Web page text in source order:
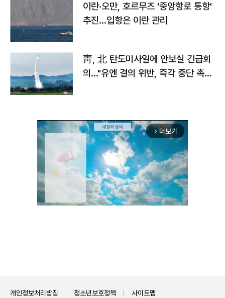
이란·오만, 호르무즈 '중앙항로 통항'
추진…입항은 이란 관리
靑, 北 탄도미사일에 안보실 긴급회
의…"유엔 결의 위반, 즉각 중단 촉
arrow_forward_ios 더보기
개인정보처리방침 청소년보호정책 사이트맵